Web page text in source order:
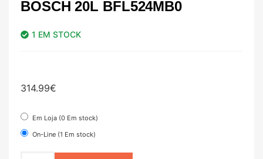
BOSCH 20L BFL524MB0
1 EM STOCK
314.99€
Em Loja (0 Em stock)
On-Line (1 Em stock)